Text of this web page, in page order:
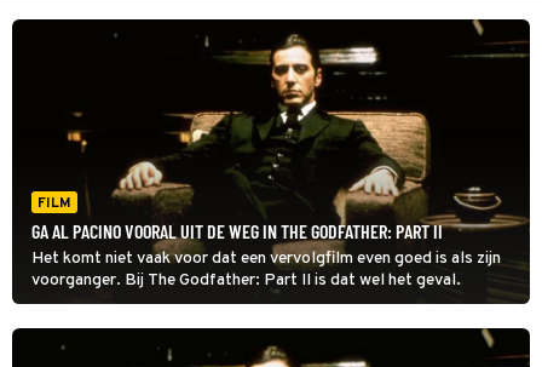
FILM
GA AL PACINO VOORAL UIT DE WEG IN THE GODFATHER: PART II
Het komt niet vaak voor dat een vervolgfilm even goed is als zijn
voorganger. Bij The Godfather: Part II is dat wel het geval.